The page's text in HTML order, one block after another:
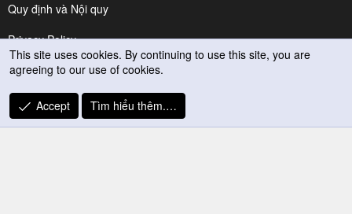
Quy định và Nội quy
Privacy Policy
Trợ giúp
R
S
This site uses cookies. By continuing to use this site, you are
agreeing to our use of cookies.
Accept Tìm hiểu thêm.…